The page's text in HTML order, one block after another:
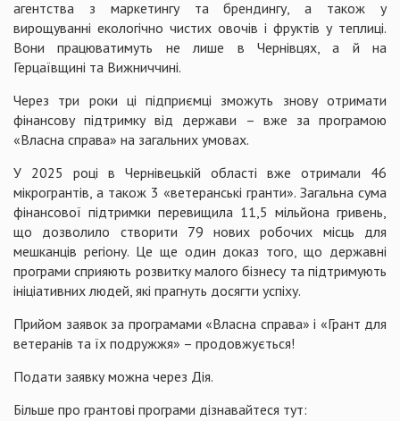
агентства з маркетингу та брендингу, а також у
вирощуванні екологічно чистих овочів і фруктів у теплиці.
Вони працюватимуть не лише в Чернівцях, а й на
Герцаївщині та Вижниччині.
Через три роки ці підприємці зможуть знову отримати
фінансову підтримку від держави – вже за програмою
«Власна справа» на загальних умовах.
У 2025 році в Чернівецькій області вже отримали 46
мікрогрантів, а також 3 «ветеранські гранти». Загальна сума
фінансової підтримки перевищила 11,5 мільйона гривень,
що дозволило створити 79 нових робочих місць для
мешканців регіону. Це ще один доказ того, що державні
програми сприяють розвитку малого бізнесу та підтримують
ініціативних людей, які прагнуть досягти успіху.
Прийом заявок за програмами «Власна справа» і «Грант для
ветеранів та їх подружжя» – продовжується!
Подати заявку можна через Дія.
Більше про грантові програми дізнавайтеся тут: